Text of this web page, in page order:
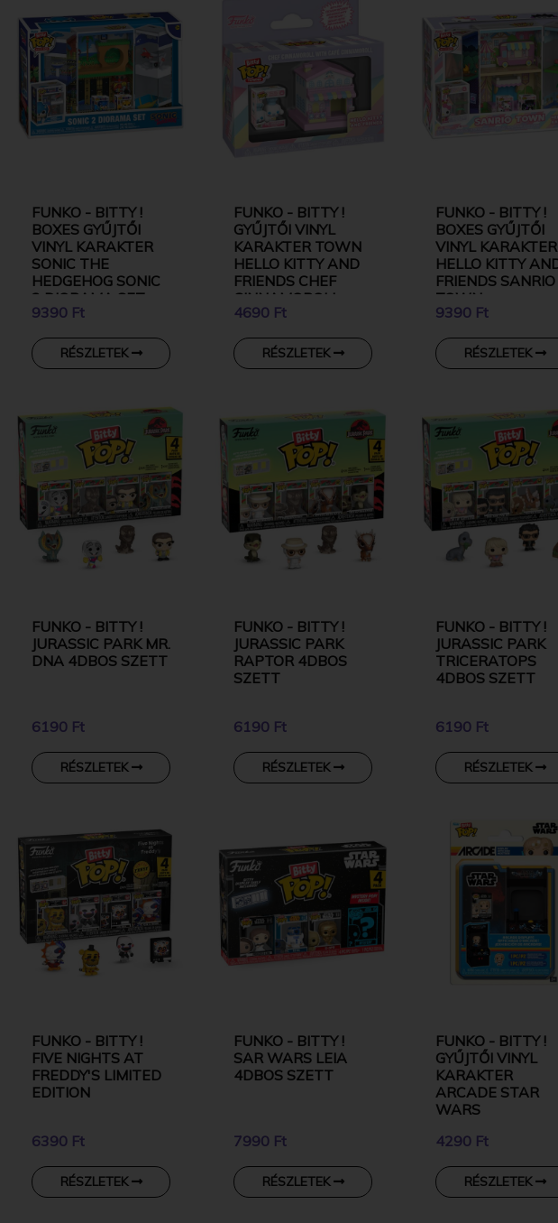
FUNKO - BITTY !
BOXES GYŰJTŐI
VINYL KARAKTER
SONIC THE
HEDGEHOG SONIC
2 DIORAMA SET
9390 Ft
RÉSZLETEK
FUNKO - BITTY !
GYŰJTŐI VINYL
KARAKTER TOWN
HELLO KITTY AND
FRIENDS CHEF
CINNAMOROLL
WITH CAFE
4690 Ft
RÉSZLETEK
FUNKO - BITTY !
BOXES GYŰJTŐI
VINYL KARAKTER
HELLO KITTY
FRIENDS SANRIO
TOWN
9390 Ft
RÉSZLETEK
FUNKO - BITTY !
JURASSIC PARK MR.
DNA 4DBOS SZETT
6190 Ft
RÉSZLETEK
FUNKO - BITTY !
JURASSIC PARK
RAPTOR 4DBOS
SZETT
6190 Ft
RÉSZLETEK
FUNKO - BITTY !
JURASSIC PARK
TRICERATOPS
4DBOS SZETT
6190 Ft
RÉSZLETEK
FUNKO - BITTY !
FIVE NIGHTS AT
FREDDY'S LIMITED
EDITION
6390 Ft
RÉSZLETEK
FUNKO - BITTY !
SAR WARS LEIA
4DBOS SZETT
7990 Ft
RÉSZLETEK
FUNKO - BITTY !
GYŰJTŐI VINYL
KARAKTER
ARCADE STAR
WARS
4290 Ft
RÉSZLETEK